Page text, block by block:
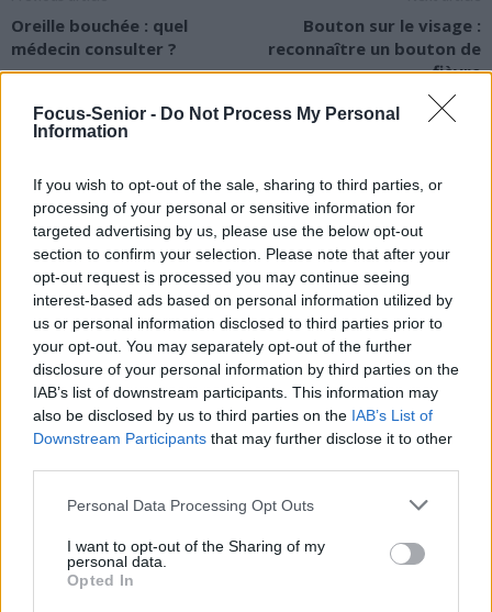
Focus-Senior - Do Not Process My Personal
Information
If you wish to opt-out of the sale, sharing to third parties, or
processing of your personal or sensitive information for
targeted advertising by us, please use the below opt-out
section to confirm your selection. Please note that after your
opt-out request is processed you may continue seeing
interest-based ads based on personal information utilized by
us or personal information disclosed to third parties prior to
your opt-out. You may separately opt-out of the further
disclosure of your personal information by third parties on the
IAB’s list of downstream participants. This information may
also be disclosed by us to third parties on the IAB’s List of
Downstream Participants that may further disclose it to other
Personal Data Processing Opt Outs
I want to opt-out of the Sharing of my
personal data.
Opted In
Oreille bouchée : quel
médecin consulter ?
Bouton sur le visage :
reconnaître un bouton de
fièvre
news
RELATED ARTICLES MORE FROM AUTHOR
Sieste après 65 ans : la
cerveau ou le mettre en
Ménopause et
secret inattendu des
sous-vêtements à
Ménopause précoce : le
d’hypertension à ne pas